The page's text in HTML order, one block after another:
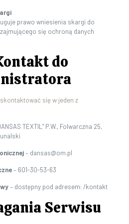
prawo wniesienia skargi do
się ochroną danych
do
się w jeden z
TEXTIL” P.W., Folwarczna 25,
– dansas@om.pl
– 601-30-53-63
– dostępny pod adresem: /kontakt
Serwisu